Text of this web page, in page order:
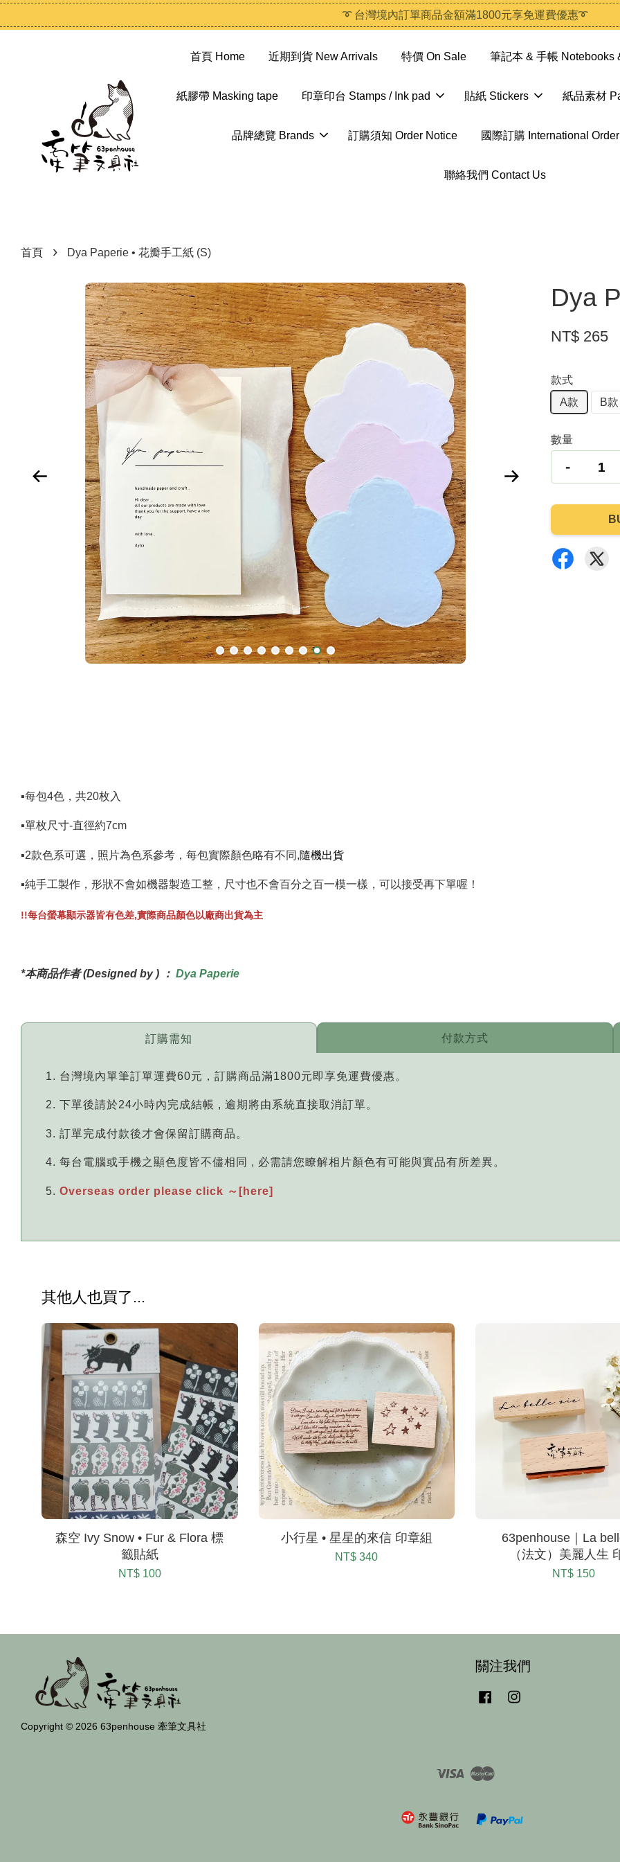
➰ 台灣境內訂單商品金額滿1800元享免運費優惠➰
首頁 Home 近期到貨 New Arrivals 特價 On Sale 筆記本 & 手帳 Notebooks
紙膠帶 Masking tape 印章印台 Stamps / Ink pad 貼紙 Stickers 紙品素材
品牌總覽 Brands 訂購須知 Order Notice 國際訂購 International Order
聯絡我們 Contact Us
首頁 › Dya Paperie • 花瓣手工紙 (S)
Dya
NT$ 265
款式
A款
B款
數量
-
▪️每包4色，共20枚入
▪️單枚尺寸-直徑約7cm
▪️2款色系可選，照片為色系參考，每包實際顏色略有不同,隨機出貨
▪️純手工製作，形狀不會如機器製造工整，尺寸也不會百分之百一模一樣，可以接受再下單喔！
!!每台螢幕顯示器皆有色差,實際商品顏色以廠商出貨為主
*本商品作者 (Designed by ) ： Dya Paperie
訂購需知
台灣境內單筆訂單運費60元，訂購商品滿1800元即享免運費優惠。
下單後請於24小時內完成結帳 , 逾期將由系統直接取消訂單。
訂單完成付款後才會保留訂購商品。
每台電腦或手機之顯色度皆不儘相同 , 必需請您瞭解相片顏色有可能與實品有所差異。
Overseas order please click ～[here]
付款方式
其他人也買了...
森空 Ivy Snow • Fur & Flora 標
籤貼紙
NT$ 100
小行星 • 星星的來信 印章組
NT$ 340
63penhouse｜La
（法文）美麗人生
NT$ 150
Copyright © 2026 63penhouse 牽筆文具社
關注我們
Facebook
Visa Master